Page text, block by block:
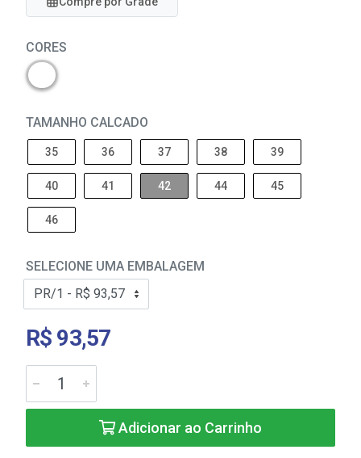
CORES
TAMANHO CALCADO
35 36 37 38 39
40 41 42 44 45
46
SELECIONE UMA EMBALAGEM
R$ 93,57
Adicionar ao Carrinho